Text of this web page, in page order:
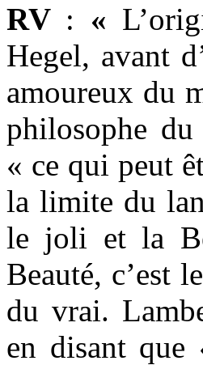
RV : «
Hegel, avant
amoureux du
philosophe
« ce qui peut
la limite du
le joli et la
Beauté, c’est
du vrai.
en disant